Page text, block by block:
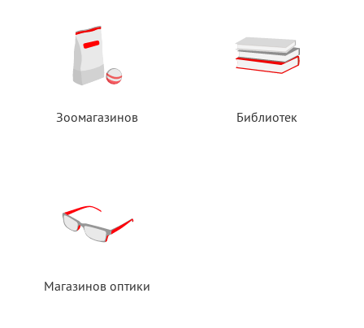
Зоомагазинов Библиотек
Магазинов оптики